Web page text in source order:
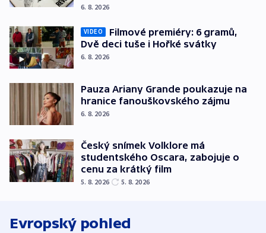
6. 8. 2026
VIDEO
Filmové premiéry: 6 gramů,
Dvě deci tuše i Hořké svátky
6. 8. 2026
Pauza Ariany Grande poukazuje na
hranice fanouškovského zájmu
6. 8. 2026
Český snímek Volklore má
studentského Oscara, zabojuje o
cenu za krátký film
5. 8. 2026 5. 8. 2026
Evropský pohled